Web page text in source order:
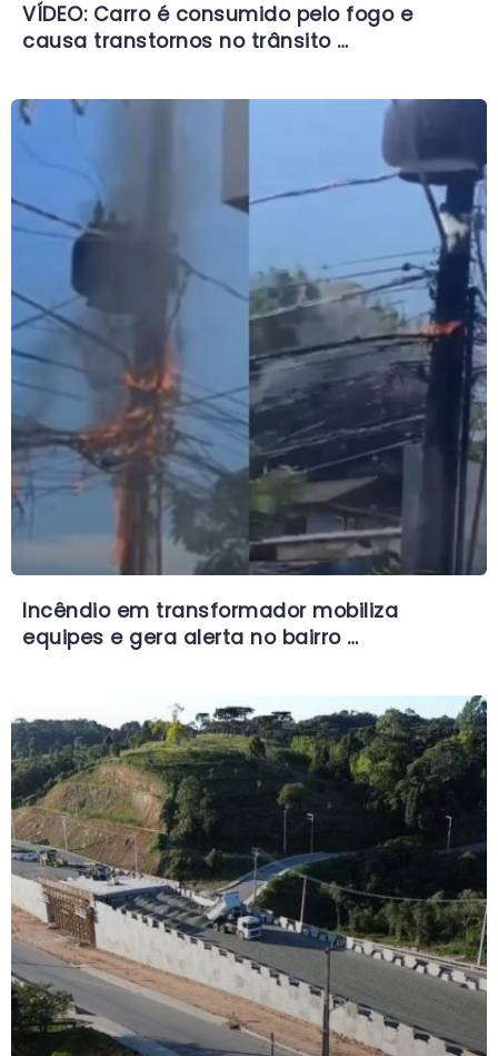
VÍDEO: Carro é consumido pelo fogo e
causa transtornos no trânsito …
Incêndio em transformador mobiliza
equipes e gera alerta no bairro …